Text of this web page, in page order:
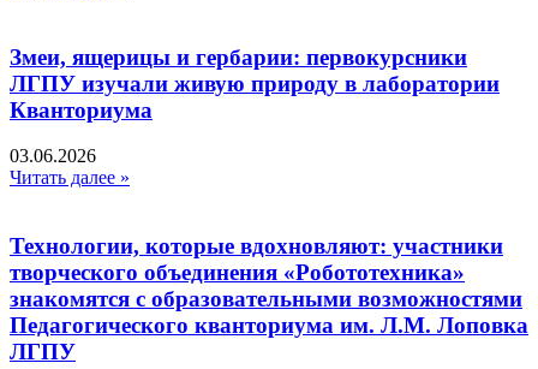
Змеи, ящерицы и гербарии: первокурсники
ЛГПУ изучали живую природу в лаборатории
Кванториума
03.06.2026
Читать далее »
Технологии, которые вдохновляют: участники
творческого объединения «Робототехника»
знакомятся с образовательными возможностями
Педагогического кванториума им. Л.М. Лоповка
ЛГПУ